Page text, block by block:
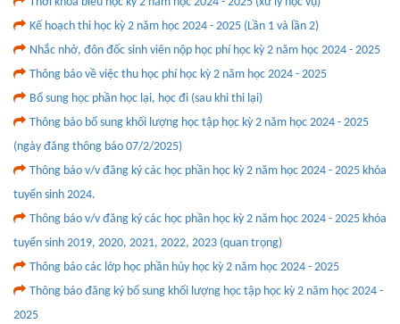
Kế hoạch thi học kỳ 2 năm học 2024 - 2025 (Lần 1 và lần 2)
Nhắc nhở, đôn đốc sinh viên nộp học phí học kỳ 2 năm học 2024 - 2025
Thông báo về việc thu học phí học kỳ 2 năm học 2024 - 2025
Bổ sung học phần học lại, học đi (sau khi thi lại)
Thông báo bổ sung khối lượng học tập học kỳ 2 năm học 2024 - 2025
(ngày đăng thông báo 07/2/2025)
Thông báo v/v đăng ký các học phần học kỳ 2 năm học 2024 - 2025 khóa
tuyển sinh 2024.
Thông báo v/v đăng ký các học phần học kỳ 2 năm học 2024 - 2025 khóa
tuyển sinh 2019, 2020, 2021, 2022, 2023 (quan trọng)
Thông báo các lớp học phần hủy học kỳ 2 năm học 2024 - 2025
Thông báo đăng ký bổ sung khối lượng học tập học kỳ 2 năm học 2024 -
2025